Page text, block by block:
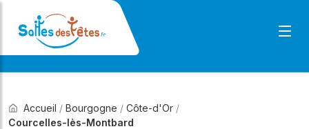
Accueil / Bourgogne / Côte-d'Or /
Courcelles-lès-Montbard